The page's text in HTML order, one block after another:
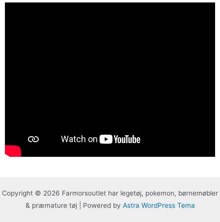
Copyright © 2026 Farmorsoutlet har legetøj, pokemon, børnemøbler
& præmature tøj | Powered by Astra WordPress Tema